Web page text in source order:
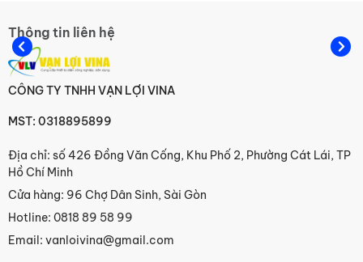
Công tắc Hanyoung
Cảm biến Hanyoung
Thông tin liên hệ
CÔNG TY TNHH VẠN LỢI VINA
MST: 0318895899
Địa chỉ: số 426 Đồng Văn Cống, Khu Phố 2, Phường Cát Lái, TP
Hồ Chí Minh
Cửa hàng: 96 Chợ Dân Sinh, Sài Gòn
Hotline: 0818 89 58 99
Email: vanloivina@gmail.com